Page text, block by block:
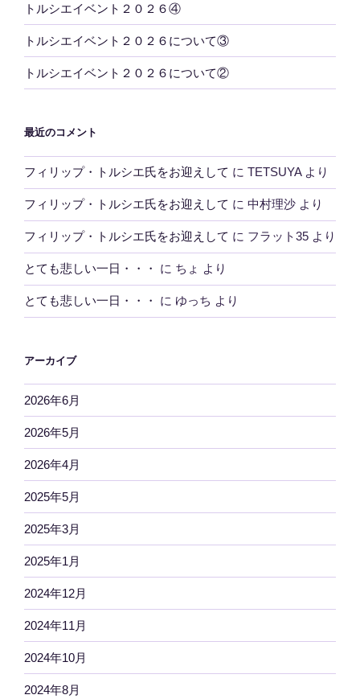
トルシエイベント２０２６④
トルシエイベント２０２６について③
トルシエイベント２０２６について②
最近のコメント
フィリップ・トルシエ氏をお迎えして に TETSUYAより
フィリップ・トルシエ氏をお迎えして に 中村理沙 より
フィリップ・トルシエ氏をお迎えして に フラット35 より
とても悲しい一日・・・ に ちょ より
とても悲しい一日・・・ に ゆっち より
アーカイブ
2026年6月
2026年5月
2026年4月
2025年5月
2025年3月
2025年1月
2024年12月
2024年11月
2024年10月
2024年8月